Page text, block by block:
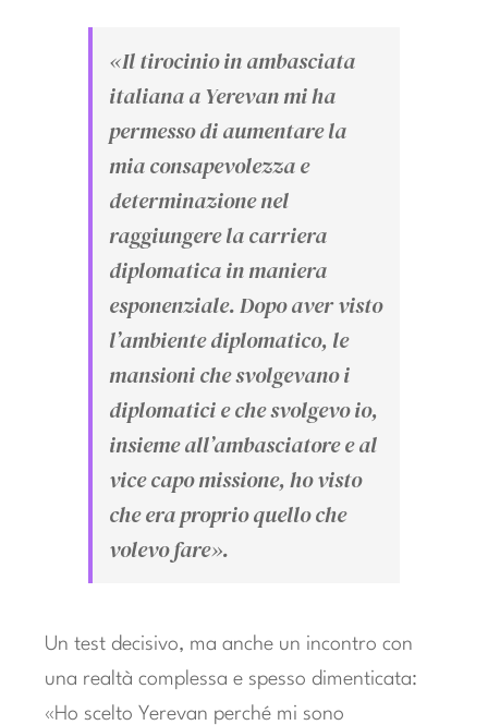
«Il tirocinio in ambasciata
italiana a Yerevan mi ha
permesso di aumentare la
mia consapevolezza e
determinazione nel
raggiungere la carriera
diplomatica in maniera
esponenziale. Dopo aver visto
l’ambiente diplomatico, le
mansioni che svolgevano i
diplomatici e che svolgevo io,
insieme all’ambasciatore e al
vice capo missione, ho visto
che era proprio quello che
volevo fare».
Un test decisivo, ma anche un incontro con
una realtà complessa e spesso dimenticata:
«Ho scelto Yerevan perché mi sono